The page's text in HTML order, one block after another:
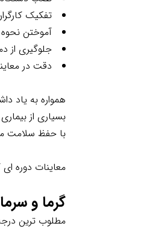
تفکیک
آموختن
جلوگیری از
دقت در
همواره به یاد
بسیاری از
با حفظ سلامت
معاینات دوره
گرما و سرما
مطلوب ترین درجه حرارت